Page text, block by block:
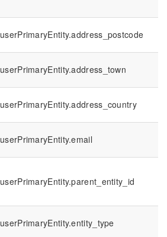
userPrimaryEntity.address_postcode
userPrimaryEntity.address_town
userPrimaryEntity.address_country
userPrimaryEntity.email
userPrimaryEntity.parent_entity_id
userPrimaryEntity.entity_type